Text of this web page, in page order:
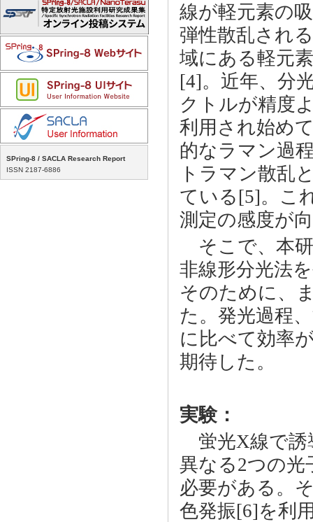
SPring-8 / SACLA Research Report
ISSN 2187-6886
線が軽元素の
弾性散乱され
域にある軽元
[4]。近年、分
クトルが精度
利用され始め
的なラマン過
トラマン散乱
ている[5]。こ
測定の感度が
そこで、本
非線形分光法
そのために、
た。発光過程
に比べて効率
期待した。
実験：
蛍光X線で誘
異なる2つの光
必要がある。
色発振[6]を利